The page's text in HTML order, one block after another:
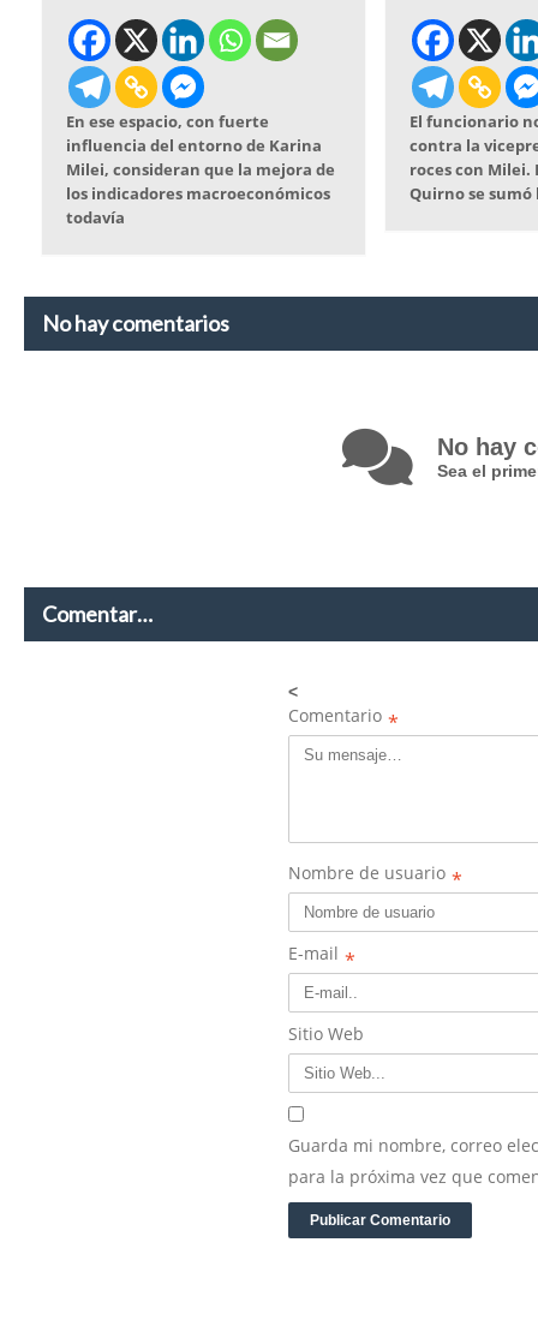
En ese espacio, con fuerte
influencia del entorno de Karina
Milei, consideran que la mejora de
los indicadores macroeconómicos
todavía
El funcionario
contra la
roces con Milei.
Quirno se sumó
No hay comentarios
No hay
Sea el
Comentar…
<
Comentario *
Nombre de usuario *
E-mail *
Sitio Web
Guarda mi nombre, correo
para la próxima vez que